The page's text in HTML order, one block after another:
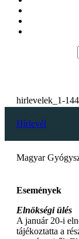
hirlevelek_1-144
Hírlevél
Magyar
Események
Elnökségi ülés
A január 20-i
tájékoztatta a